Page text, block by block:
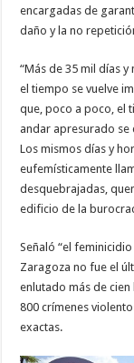
encargadas de
daño y la no
“Más de 35 mil días
el tiempo se vuelve
que, poco a poco, el
andar apresurado se
Los mismos días y
eufemísticamente
desquebrajadas,
edificio de la
Señaló “el
Zaragoza no fue el
enlutado más de
800 crímenes
exactas.